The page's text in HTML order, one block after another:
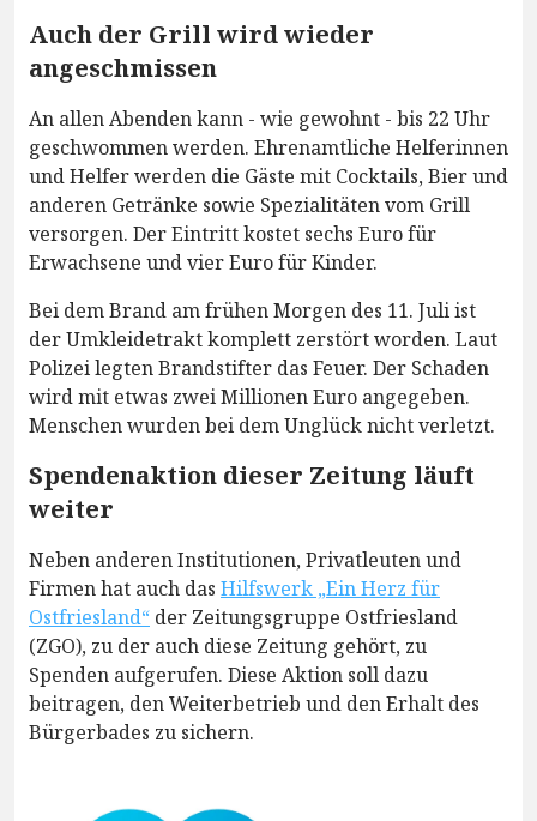
Auch der Grill wird wieder
angeschmissen
An allen Abenden kann - wie gewohnt - bis 22 Uhr
geschwommen werden. Ehrenamtliche Helferinnen
und Helfer werden die Gäste mit Cocktails, Bier und
anderen Getränke sowie Spezialitäten vom Grill
versorgen. Der Eintritt kostet sechs Euro für
Erwachsene und vier Euro für Kinder.
Bei dem Brand am frühen Morgen des 11. Juli ist
der Umkleidetrakt komplett zerstört worden. Laut
Polizei legten Brandstifter das Feuer. Der Schaden
wird mit etwas zwei Millionen Euro angegeben.
Menschen wurden bei dem Unglück nicht verletzt.
Spendenaktion dieser Zeitung läuft
weiter
Neben anderen Institutionen, Privatleuten und
Firmen hat auch das Hilfswerk „Ein Herz für
Ostfriesland“ der Zeitungsgruppe Ostfriesland
(ZGO), zu der auch diese Zeitung gehört, zu
Spenden aufgerufen. Diese Aktion soll dazu
beitragen, den Weiterbetrieb und den Erhalt des
Bürgerbades zu sichern.